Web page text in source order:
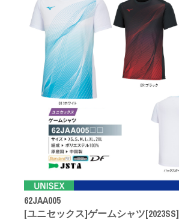
62JAA005
[ユニセックス]ゲームシャツ[2023SS]